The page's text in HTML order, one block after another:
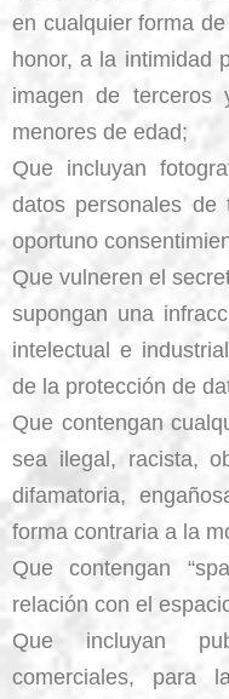
en cualquier forma
honor, a la intimidad
imagen de terceros
menores de edad;
Que incluyan
datos personales de
oportuno
Que vulneren el
supongan una
intelectual e
de la protección de
Que contengan
sea ilegal, racista,
difamatoria,
forma contraria a la
Que contengan
relación con el
Que incluyan
comerciales, para